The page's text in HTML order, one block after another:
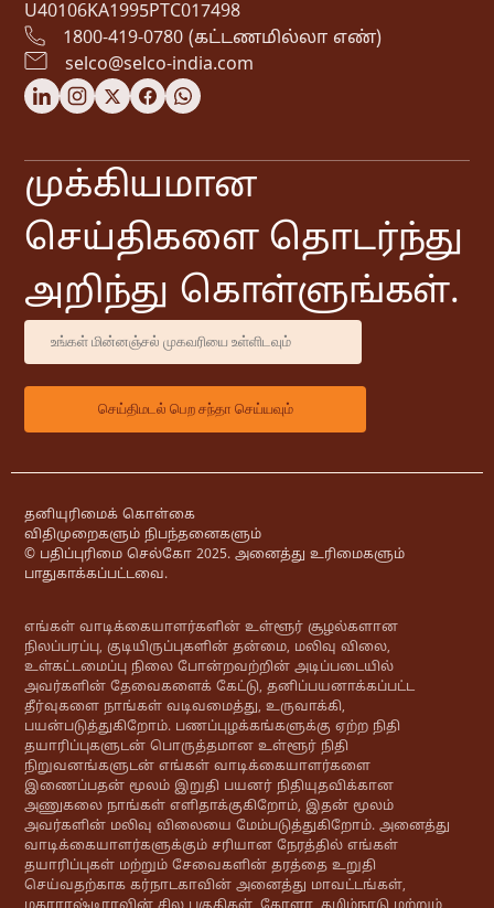
U40106KA1995PTC017498
1800-419-0780 (கட்டணமில்லா எண்)
selco@selco-india.com
முக்கியமான
செய்திகளை தொடர்ந்து
அறிந்து கொள்ளுங்கள்.
தனியுரிமைக் கொள்கை
விதிமுறைகளும் நிபந்தனைகளும்
© பதிப்புரிமை செல்கோ 2025. அனைத்து உரிமைகளும்
பாதுகாக்கப்பட்டவை.
எங்கள் வாடிக்கையாளர்களின் உள்ளூர் சூழல்களான
நிலப்பரப்பு, குடியிருப்புகளின் தன்மை, மலிவு விலை,
உள்கட்டமைப்பு நிலை போன்றவற்றின் அடிப்படையில்
அவர்களின் தேவைகளைக் கேட்டு, தனிப்பயனாக்கப்பட்ட
தீர்வுகளை நாங்கள் வடிவமைத்து, உருவாக்கி,
பயன்படுத்துகிறோம். பணப்புழக்கங்களுக்கு ஏற்ற நிதி
தயாரிப்புகளுடன் பொருத்தமான உள்ளூர் நிதி
நிறுவனங்களுடன் எங்கள் வாடிக்கையாளர்களை
இணைப்பதன் மூலம் இறுதி பயனர் நிதியுதவிக்கான
அணுகலை நாங்கள் எளிதாக்குகிறோம், இதன் மூலம்
அவர்களின் மலிவு விலையை மேம்படுத்துகிறோம். அனைத்து
வாடிக்கையாளர்களுக்கும் சரியான நேரத்தில் எங்கள்
தயாரிப்புகள் மற்றும் சேவைகளின் தரத்தை உறுதி
செய்வதற்காக கர்நாடகாவின் அனைத்து மாவட்டங்கள்,